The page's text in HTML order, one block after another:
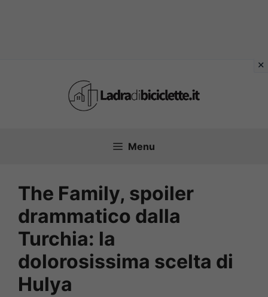
Menu
The Family, spoiler
drammatico dalla
Turchia: la
dolorosissima scelta di
Hulya